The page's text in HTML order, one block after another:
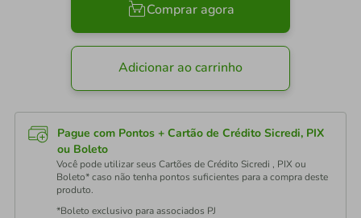
Comprar agora
Adicionar ao carrinho
Pague com Pontos + Cartão de Crédito Sicredi, PIX
ou Boleto
Você pode utilizar seus Cartões de Crédito Sicredi , PIX ou
Boleto* caso não tenha pontos suficientes para a compra deste
produto.
*Boleto exclusivo para associados PJ